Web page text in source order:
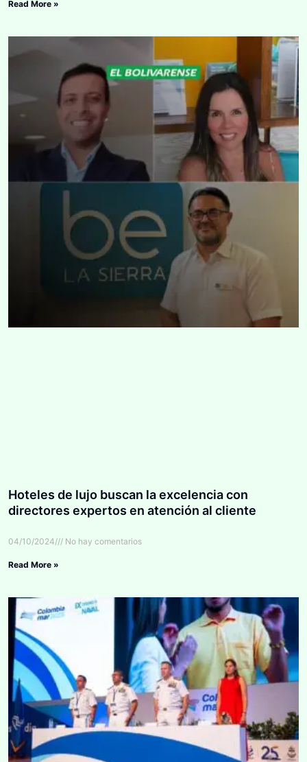
Read More »
Hoteles de lujo buscan la excelencia con
directores expertos en atención al cliente
04/10/2024 No hay comentarios
Read More »